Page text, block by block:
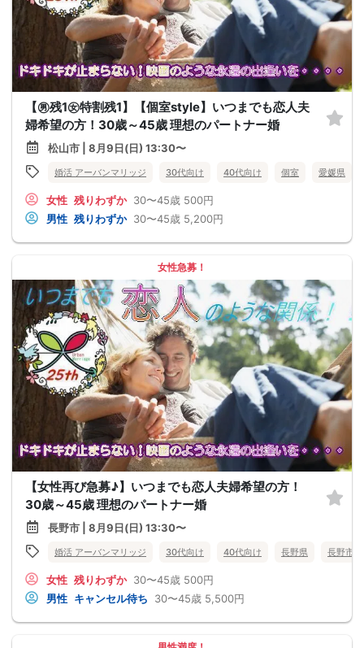
【㊚残1㊛特割残1】【個室style】いつまでも恋人夫
婦希望の方！30歳～45歳 理想のパートナー婚
松山市 | 8月9日(日) 13:30〜
婚活 アーバンマリッジ 30代向け 40代向け 個室 愛媛県
女性 残りわずか 30〜45歳 500円
男性 残りわずか 30〜45歳 5,200円
女性急募！
【女性再び急募♪】いつまでも恋人夫婦希望の方！
30歳～45歳 理想のパートナー婚
長野市 | 8月9日(日) 13:30〜
婚活 アーバンマリッジ 30代向け 40代向け 長野県 長野市
女性 残りわずか 30〜45歳 500円
男性 キャンセル待ち 30〜45歳 5,500円